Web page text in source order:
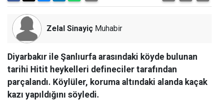
Zelal Sinayiç Muhabir
Diyarbakır ile Şanlıurfa arasındaki köyde bulunan
tarihi Hitit heykelleri defineciler tarafından
parçalandı. Köylüler, koruma altındaki alanda kaçak
kazı yapıldığını söyledi.